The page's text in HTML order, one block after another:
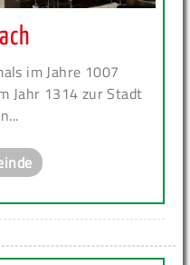
im Jahre 1007
Jahr 1314 zur Stadt